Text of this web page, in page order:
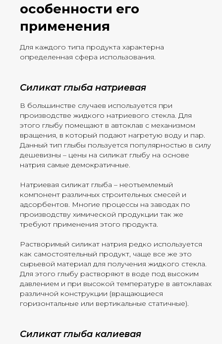
особенности его
применения
Для каждого типа продукта характерна
определенная сфера использования.
Силикат глыба натриевая
В большинстве случаев используется при
производстве жидкого натриевого стекла. Для
этого глыбу помещают в автоклав с механизмом
вращения, в который подают нагретую воду и пар.
Данный тип глыбы пользуется популярностью в силу
дешевизны – цены на силикат глыбу на основе
натрия самые демократичные.
Натриевая силикат глыба – неотъемлемый
компонент различных строительных смесей и
адсорбентов. Многие процессы на заводах по
производству химической продукции так же
требуют применения этого продукта.
Растворимый силикат натрия редко используется
как самостоятельный продукт, чаще все же это
сырьевой материал для получения жидкого стекла.
Для этого глыбу растворяют в воде под высоким
давлением и при высокой температуре в автоклавах
различной конструкции (вращающиеся
горизонтальные или вертикальные статичные).
Силикат глыба калиевая